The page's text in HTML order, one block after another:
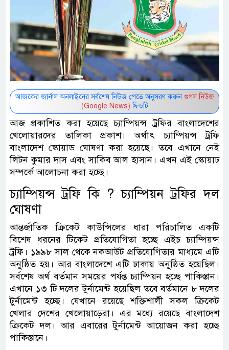
আজকের জার্নাল অনলাইনের সর্বশেষ নিউজ পেতে অনুসরণ করুন গুগল নিউজ
(Google News) ফিডটি
আজ প্রকাশিত করা হয়েছে চ্যাম্পিয়ন্স ট্রফির বাংলাদেশের
খেলোয়ারদের তালিকা প্রকাশ। অর্থাৎ চ্যাম্পিয়ন্স ট্রফি
বাংলাদেশ স্কোয়াড ঘোষণা করা হয়েছে। তবে এখানে নেই
লিটন কুমার দাস এবং সাকিব আল হাসান। এখন এই স্কোয়াঢ
সম্পর্কে আলোচনা করা হচ্ছে।
চ্যাম্পিয়ন্স ট্রফি কি ? চ্যাম্পিয়ন ট্রফির দল
ঘোষণা
আন্তর্জাতিক ক্রিকেট কাউন্সিলের ধারা পরিচালিত একটি
বিশেষ ধরনের টিকেট প্রতিযোগিতা হচ্ছে এইচ চ্যাম্পিয়ন্স
ট্রফি। ১৯৯৮ সাল থেকে নকআউট প্রতিযোগিতার মাধ্যমে এটি
অনুষ্ঠিত হয়। আর বাংলাদেশে এটি ঢাকায় অনুষ্ঠিত হয়েছিল।
সর্বশেষ অর্থ বর্তমান সময়ের পর্যন্ত চ্যাম্পিয়ন হচ্ছে পাকিস্তান।
এখানে ১৩ টি দলের টুর্নামেন্ট হয়েছিল তবে বর্তমানে ৮ দলের
টুর্নামেন্ট হচ্ছে। যেখানে রয়েছে শক্তিশালী সকল ক্রিকেট
খেলার দেশের খেলোয়াড়েরা। এর মধ্যে রয়েছে বাংলাদেশ
ক্রিকেট দল। আর এবারের টুর্নামেন্ট আয়োজন করা হচ্ছে
পাকিস্তানে।